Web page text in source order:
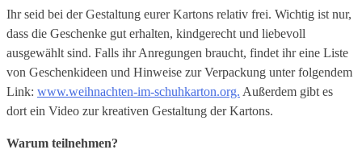
Ihr seid bei der Gestaltung eurer Kartons relativ frei. Wichtig ist nur,
dass die Geschenke gut erhalten, kindgerecht und liebevoll
ausgewählt sind. Falls ihr Anregungen braucht, findet ihr eine Liste
von Geschenkideen und Hinweise zur Verpackung unter folgendem
Link: www.weihnachten-im-schuhkarton.org. Außerdem gibt es
dort ein Video zur kreativen Gestaltung der Kartons.
Warum teilnehmen?